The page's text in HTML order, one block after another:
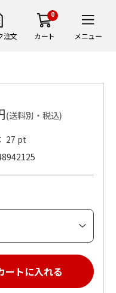
注文
0
カート メニュー
(送料別・税込)
27 pt
ートに入れる